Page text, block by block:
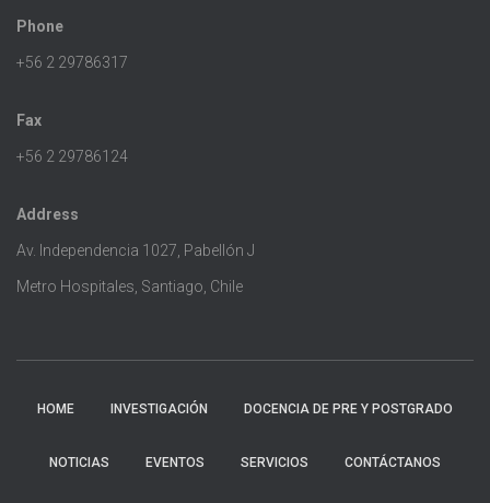
Phone
+56 2 29786317
Fax
+56 2 29786124
Address
Av. Independencia 1027, Pabellón J
Metro Hospitales, Santiago, Chile
HOME INVESTIGACIÓN DOCENCIA DE PRE Y POSTGRADO
NOTICIAS EVENTOS SERVICIOS CONTÁCTANOS